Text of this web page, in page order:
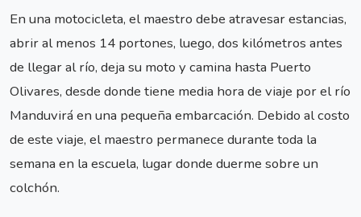
En una motocicleta, el maestro debe atravesar estancias,
abrir al menos 14 portones, luego, dos kilómetros antes
de llegar al río, deja su moto y camina hasta Puerto
Olivares, desde donde tiene media hora de viaje por el río
Manduvirá en una pequeña embarcación. Debido al costo
de este viaje, el maestro permanece durante toda la
semana en la escuela, lugar donde duerme sobre un
colchón.